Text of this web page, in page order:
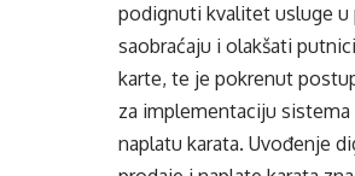
podignuti kvalitet usluge u
saobraćaju i olakšati
karte, te je pokrenut
za implementaciju
naplatu karata. Uvođenje